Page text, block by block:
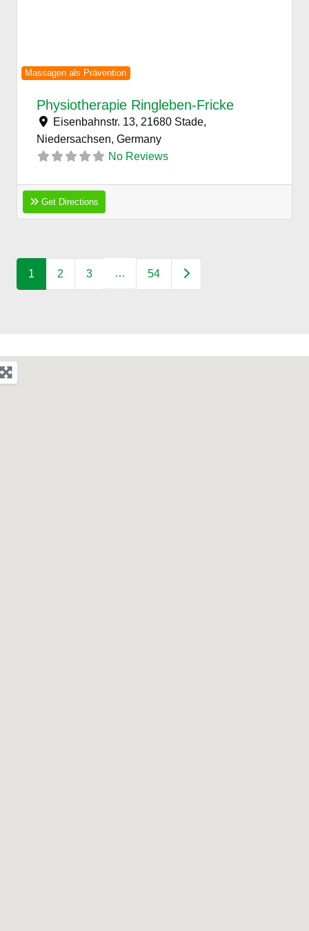
Massagen als Prävention
Physiotherapie Ringleben-Fricke
Eisenbahnstr. 13, 21680 Stade,
Niedersachsen, Germany
No Reviews
Get Directions
Posts navigation
1 2 3 … 54 Older posts